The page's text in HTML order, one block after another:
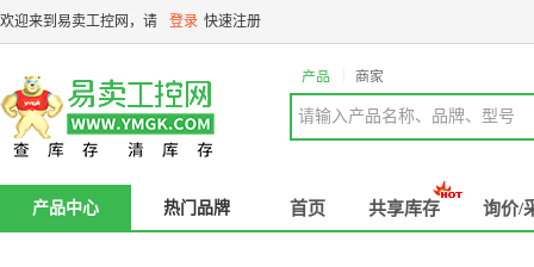
欢迎来到易卖工控网，请 登录 快速注册
产品 商家
请输入产品名称、品牌、型号
产品中心 热门品牌 首页 共享库存 询价/